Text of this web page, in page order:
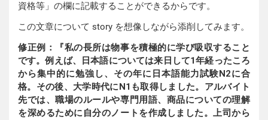
資格等」の欄に記載することができるからです。
この文章について story を想像しながら添削してみます。
修正例：『私の長所は物事を積極的に学び吸収すること
です。例えば、日本語については来日して1年経ったころ
から集中的に勉強し、その年に日本語能力試験N2に合
格。その後、大学時代にN1も取得しました。アルバイト
先では、職場のルールや専門用語、商品についての理解
を深めるために自分のノートを作成しました。上司から